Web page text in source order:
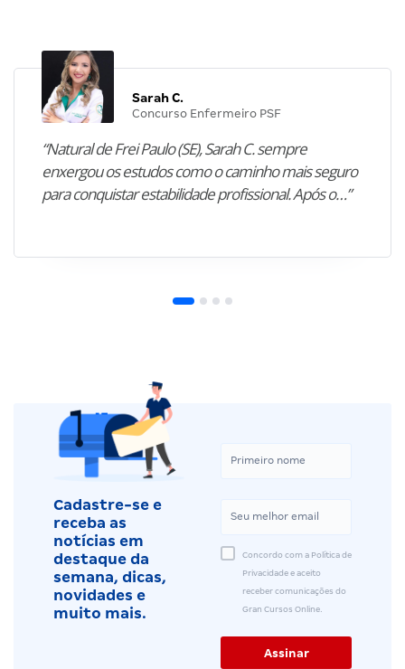
Sarah C.
Concurso Enfermeiro PSF
“Natural de Frei Paulo (SE), Sarah C. sempre
enxergou os estudos como o caminho mais seguro
para conquistar estabilidade profissional. Após o…”
Cadastre-se e
receba as
notícias em
destaque da
semana, dicas,
novidades e
muito mais.
Concordo com a Política de
Privacidade e aceito
receber comunicações do
Gran Cursos Online.